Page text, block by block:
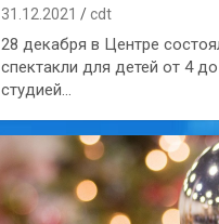
31.12.2021 cdt
28 декабря в Центре
спектакли для детей от 4
студией…